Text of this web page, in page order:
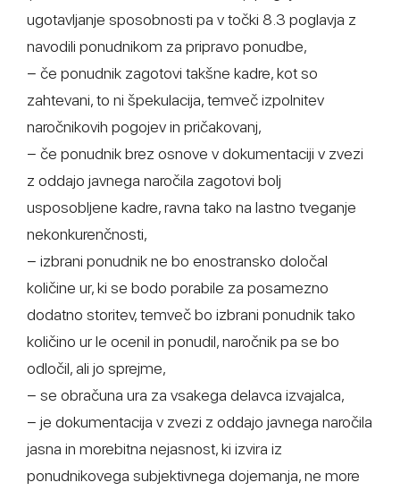
ugotavljanje sposobnosti pa v točki 8.3 poglavja z
navodili ponudnikom za pripravo ponudbe,
− če ponudnik zagotovi takšne kadre, kot so
zahtevani, to ni špekulacija, temveč izpolnitev
naročnikovih pogojev in pričakovanj,
− če ponudnik brez osnove v dokumentaciji v zvezi
z oddajo javnega naročila zagotovi bolj
usposobljene kadre, ravna tako na lastno tveganje
nekonkurenčnosti,
− izbrani ponudnik ne bo enostransko določal
količine ur, ki se bodo porabile za posamezno
dodatno storitev, temveč bo izbrani ponudnik tako
količino ur le ocenil in ponudil, naročnik pa se bo
odločil, ali jo sprejme,
− se obračuna ura za vsakega delavca izvajalca,
− je dokumentacija v zvezi z oddajo javnega naročila
jasna in morebitna nejasnost, ki izvira iz
ponudnikovega subjektivnega dojemanja, ne more